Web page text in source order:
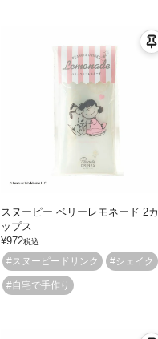
スヌーピー ベリーレモネード 2カ
ップス
¥972税込
#スヌーピードリンク #シェイク
#自宅で手作り